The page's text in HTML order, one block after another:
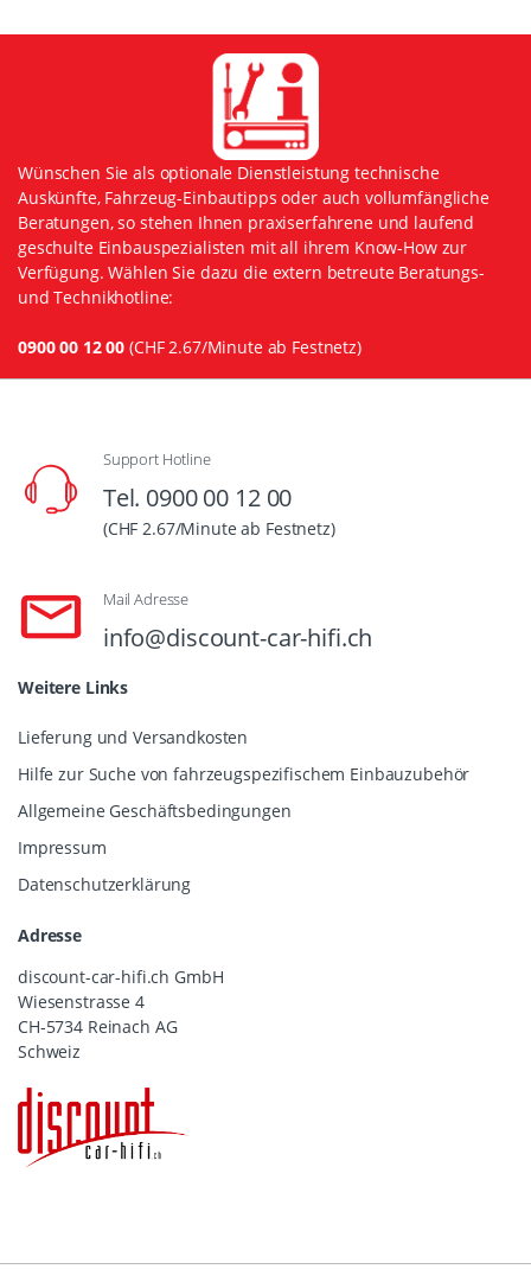
Wünschen Sie als optionale Dienstleistung technische
Auskünfte, Fahrzeug-Einbautipps oder auch vollumfängliche
Beratungen, so stehen Ihnen praxiserfahrene und laufend
geschulte Einbauspezialisten mit all ihrem Know-How zur
Verfügung. Wählen Sie dazu die extern betreute Beratungs-
und Technikhotline:
0900 00 12 00 (CHF 2.67/Minute ab Festnetz)
Support Hotline
Tel. 0900 00 12 00
(CHF 2.67/Minute ab Festnetz)
Mail Adresse
info@discount-car-hifi.ch
Weitere Links
Lieferung und Versandkosten
Hilfe zur Suche von fahrzeugspezifischem Einbauzubehör
Allgemeine Geschäftsbedingungen
Impressum
Datenschutzerklärung
Adresse
discount-car-hifi.ch GmbH
Wiesenstrasse 4
CH-5734 Reinach AG
Schweiz